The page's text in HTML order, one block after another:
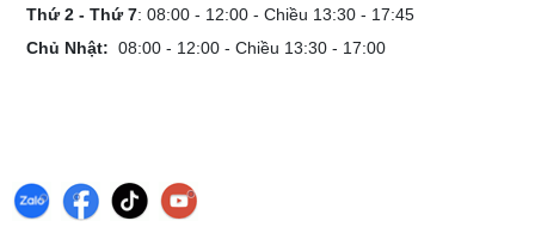
khi build: socket CPU mainboard, chuẩn RAM,
copy nhanh.
PC gaming nóng quạt kêu to: Nguyên
Thứ 2 - Thứ 7: 08:00 - 12:00 - Chiều 13:30 - 17:45
Chủ Nhật: 08:00 - 12:00 - Chiều 13:30 - 17:00